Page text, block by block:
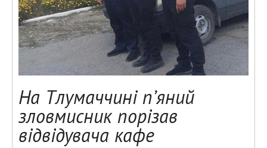
На Тлумаччині п’яний
зловмисник порізав
відвідувача кафе